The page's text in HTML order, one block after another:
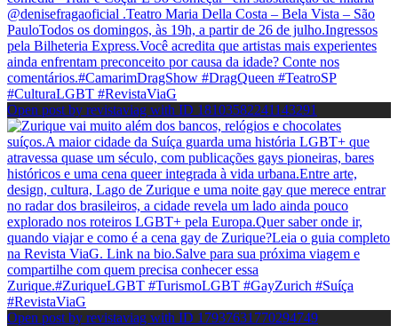
Open post by revistaviag with ID 18103582241143291
Open post by revistaviag with ID 17937631770294749